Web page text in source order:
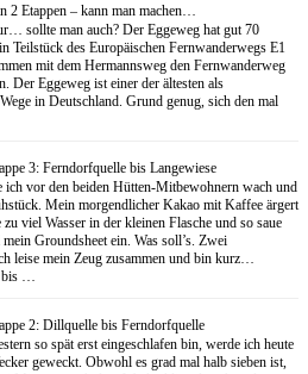
2 Etappen – kann man machen…
sollte man auch? Der Eggeweg hat gut 70
Teilstück des Europäischen Fernwanderwegs E1
mit dem Hermannsweg den Fernwanderweg
Der Eggeweg ist einer der ältesten als
in Deutschland. Grund genug, sich den mal
3: Ferndorfquelle bis Langewiese
ich vor den beiden Hütten-Mitbewohnern wach und
Mein morgendlicher Kakao mit Kaffee ärgert
viel Wasser in der kleinen Flasche und so saue
Groundsheet ein. Was soll’s. Zwei
leise mein Zeug zusammen und bin kurz…
bis …
2: Dillquelle bis Ferndorfquelle
so spät erst eingeschlafen bin, werde ich heute
geweckt. Obwohl es grad mal halb sieben ist,